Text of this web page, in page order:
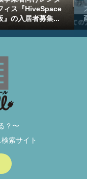
ィス『HiveSpace
』の入居者募集...
？〜
索サイト